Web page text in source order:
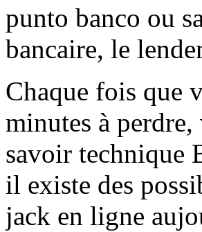
punto banco ou
bancaire, le
Chaque fois que
minutes à
savoir technique
il existe des
jack en ligne